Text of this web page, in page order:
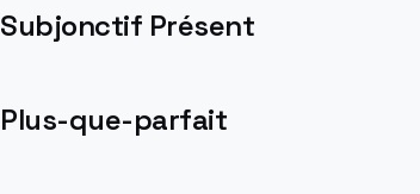
Subjonctif Présent
Plus-que-parfait